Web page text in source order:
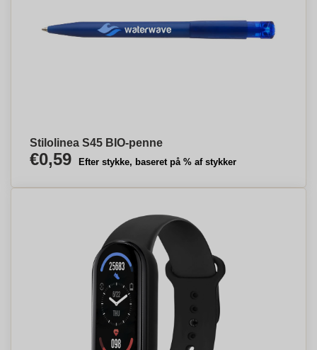
Stilolinea S45 BIO-penne
€0,59 Efter stykke, baseret på % af stykker